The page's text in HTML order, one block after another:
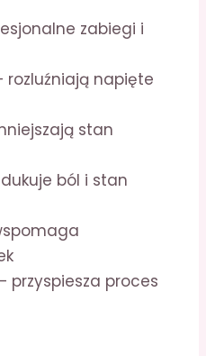
zabiegi i
rozluźniają napięte
stan
ból i stan
proces